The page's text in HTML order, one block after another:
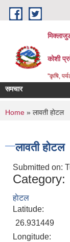
Skip to main content
कोशी
''कृषि,
समचार
You are
Home » लावती हाेटल
लावती हाेटल
Submitted on:
Category:
हाेटल
Latitude:
26.931449
Longitude: